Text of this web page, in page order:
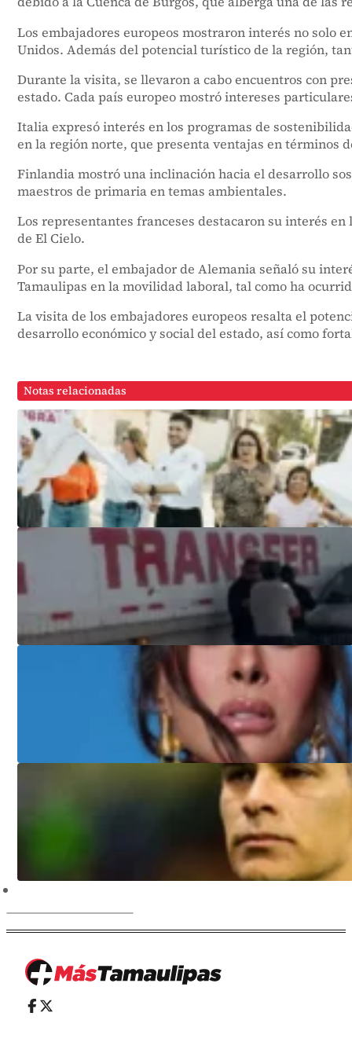
Los embajadores europeos mostraron interés no solo
Unidos. Además del potencial turístico de la región,
Durante la visita, se llevaron a cabo encuentros con
estado. Cada país europeo mostró intereses
Italia expresó interés en los programas de
en la región norte, que presenta ventajas en términos
Finlandia mostró una inclinación hacia el desarrollo
maestros de primaria en temas ambientales.
Los representantes franceses destacaron su interés
de El Cielo.
Por su parte, el embajador de Alemania señaló su
Tamaulipas en la movilidad laboral, tal como ha
La visita de los embajadores europeos resalta el
desarrollo económico y social del estado, así como
Notas relacionadas